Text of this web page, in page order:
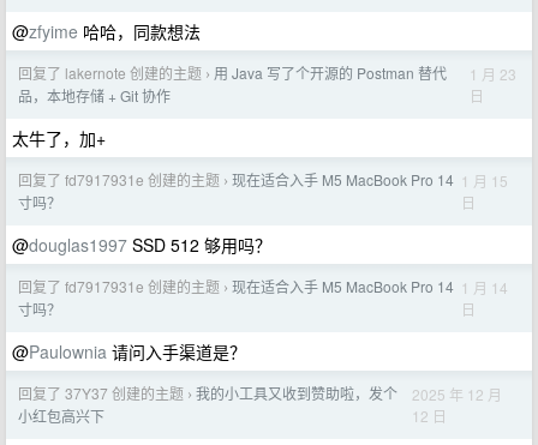
@zfyime 哈哈，同款想法
回复了 lakernote 创建的主题 › 用 Java 写了个开源的 Postman 替代
品，本地存储 + Git 协作
1 月 23
日
太牛了，加+
回复了 fd7917931e 创建的主题 › 现在适合入手 M5 MacBook Pro 14
寸吗？
1 月 15
日
@douglas1997 SSD 512 够用吗？
回复了 fd7917931e 创建的主题 › 现在适合入手 M5 MacBook Pro 14
寸吗？
1 月 14
日
@Paulownia 请问入手渠道是？
回复了 37Y37 创建的主题 › 我的小工具又收到赞助啦，发个
小红包高兴下
2025 年 12 月
12 日